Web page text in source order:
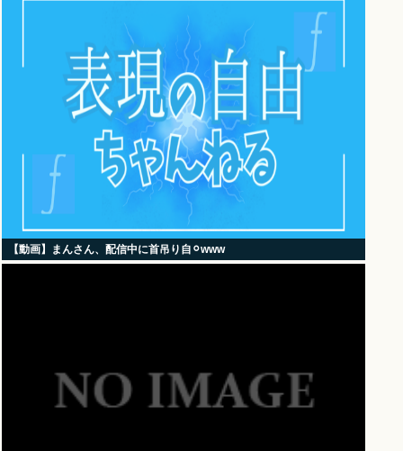
【動画】まんさん、配信中に首吊り自⚪︎www